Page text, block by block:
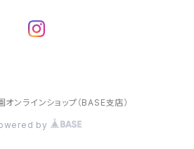
ンラインショップ（BASE支店）
by